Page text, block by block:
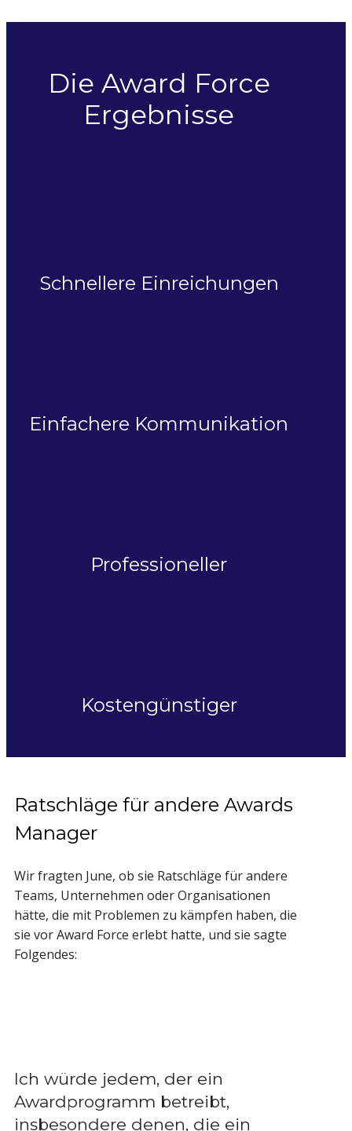
Die Award Force
Ergebnisse
Schnellere Einreichungen
Einfachere Kommunikation
Professioneller
Kostengünstiger
Ratschläge für andere Awards
Manager
Wir fragten June, ob sie Ratschläge für andere
Teams, Unternehmen oder Organisationen
hätte, die mit Problemen zu kämpfen haben, die
sie vor Award Force erlebt hatte, und sie sagte
Folgendes:
Ich würde jedem, der ein
Awardprogramm betreibt,
insbesondere denen, die ein